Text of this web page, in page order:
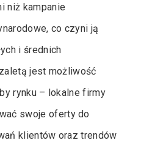
niż kampanie
co czyni ją
i średnich
jest możliwość
rynku – lokalne firmy
swoje oferty do
klientów oraz trendów